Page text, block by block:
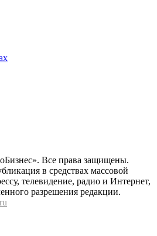
Все права защищены.
в средствах массовой
телевидение, радио и Интернет,
разрешения редакции.